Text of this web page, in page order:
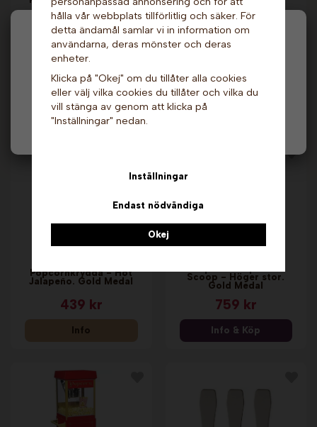
Hej och välkommen till Gottes!
Hos oss får alla handla men välj privatperson (inkl.
moms) eller företag (exkl. moms) för hur våra priser
ska visas.
Privat
Dawn. Passerat
datum!
249 kr
Info & Köp
Bubbelvåfflor x 900
st. Sephra
1 869 kr
Andra köpte även
Popcornkrydda - Hot
Jalapeño. Gold Medal
439 kr
Info
Scoop - Höger stor.
Gold Medal
759 kr
Info & Köp
hålla vår webbplats tillförlitlig och säker. För
detta ändamål samlar vi in information om
användarna, deras mönster och deras
enheter.
Klicka på "Okej" om du tillåter alla cookies
eller välj vilka cookies du tillåter och vilka du
vill stänga av genom att klicka på
"Inställningar" nedan.
Inställningar
Endast nödvändiga
Okej